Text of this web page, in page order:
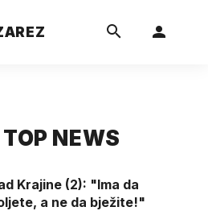
TOP NEWS
Krajine (2): "Ima da
a ne da bježite!"